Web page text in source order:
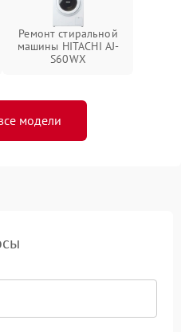
Ремонт стиральной
машины HITACHI AJ-
S60WX
модели